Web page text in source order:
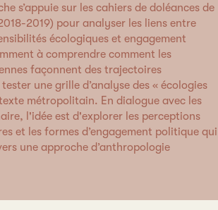
s’appuie sur les cahiers de doléances de
2019) pour analyser les liens entre
écologiques et engagement
à comprendre comment les
façonnent des trajectoires
une grille d’analyse des « écologies
métropolitain. En dialogue avec les
l'idée est d'explorer les perceptions
et les formes d’engagement politique qui
une approche d’anthropologie